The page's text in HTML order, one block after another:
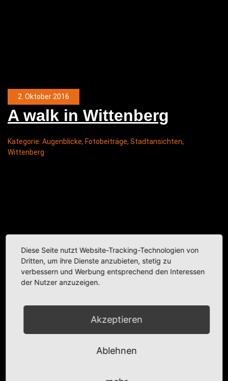
2. Oktober 2016
A walk in Wittenberg
Kategorie: Augenblicke, Fotobeiträge, Stadtansichten,
Wittenberg
Diese Seite nutzt Website-Tracking-Technologien von
Dritten, um ihre Dienste anzubieten, stetig zu
verbessern und Werbung entsprechend den Interessen
der Nutzer anzuzeigen.
Akzeptieren
Ablehnen